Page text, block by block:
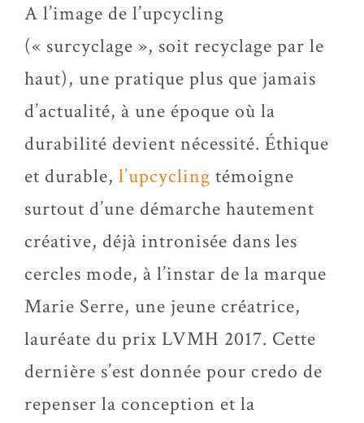
A l’image de l’upcycling
(« surcyclage », soit recyclage par le
haut), une pratique plus que jamais
d’actualité, à une époque où la
durabilité devient nécessité. Éthique
et durable, l’upcycling témoigne
surtout d’une démarche hautement
créative, déjà intronisée dans les
cercles mode, à l’instar de la marque
Marie Serre, une jeune créatrice,
lauréate du prix LVMH 2017. Cette
dernière s’est donnée pour credo de
repenser la conception et la